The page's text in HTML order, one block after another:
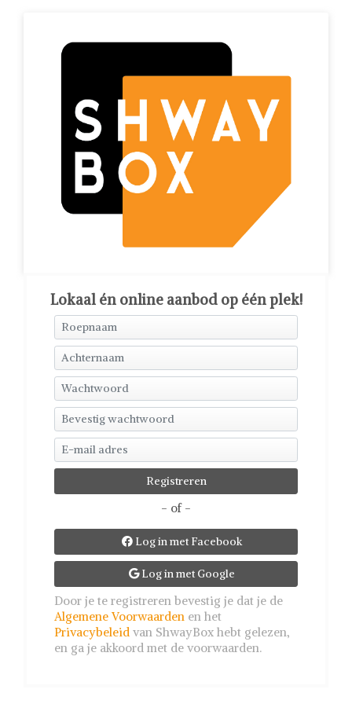
Lokaal én online aanbod op één plek!
- of -
Log in met Facebook
Log in met Google
Door je te registreren bevestig je dat je de
Algemene Voorwaarden en het
Privacybeleid van ShwayBox hebt gelezen,
en ga je akkoord met de voorwaarden.